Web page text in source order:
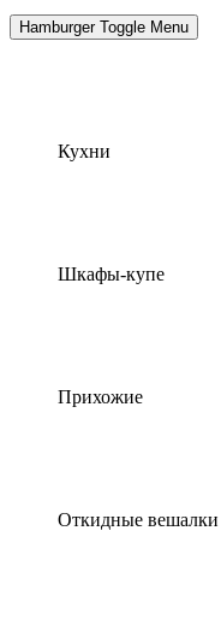
Hamburger Toggle Menu
Кухни
Шкафы-купе
Прихожие
Откидные вешалки